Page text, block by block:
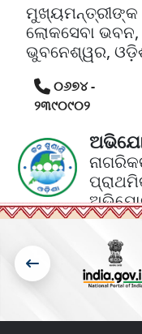
ମୁଖ୍ୟମନ୍ତ୍ରୀଙ୍କ
ଲୋକସେବା ଭବନ,
ଭୁବନେଶ୍ୱର,
୦୬୭୪ -
୨୩୯୦୯୦୨